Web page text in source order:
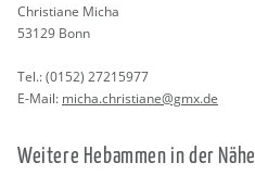
Chris­tia­ne Micha
53129 Bonn
Tel.:(0152) 27215977
E-Mail: micha.​christiane@​gmx.​de
Wei­te­re Heb­am­men in der Nähe